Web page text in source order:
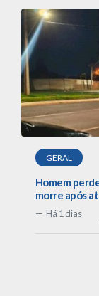
GERAL
Homem
morre após
Há 1 dias